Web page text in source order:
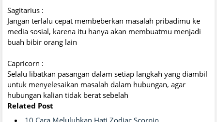
Sagitarius :
Jangan terlalu cepat membeberkan masalah pribadimu ke
media sosial, karena itu hanya akan membuatmu menjadi
buah bibir orang lain
Capricorn :
Selalu libatkan pasangan dalam setiap langkah yang diambil
untuk menyelesaikan masalah dalam hubungan, agar
hubungan kalian tidak berat sebelah
Related Post
10 Cara Meluluhkan Hati Zodiac Scorpio